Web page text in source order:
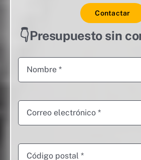
Contactar
👇Presupuesto sin